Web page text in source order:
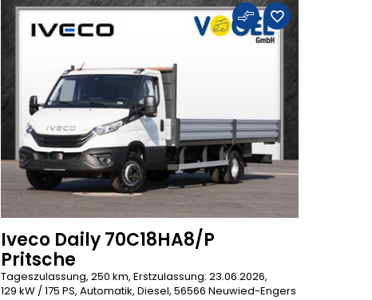
Iveco Daily 70C18HA8/P
Pritsche
Tageszulassung, 250 km, Erstzulassung: 23.06.2026,
129 kW / 175 PS, Automatik, Diesel, 56566 Neuwied-Engers